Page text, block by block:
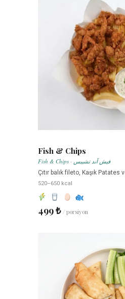
Fish & Chips
Fish & Chips · فيش آند تشيبس
Çıtır balık fileto, Kaşık
520–650 kcal
499 ₺ / porsiyon